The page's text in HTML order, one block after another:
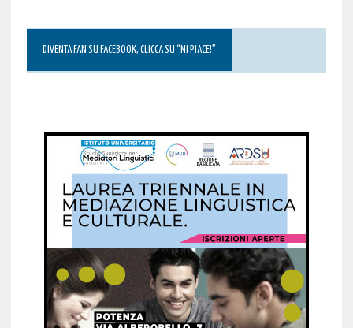
DIVENTA FAN SU FACEBOOK, CLICCA SU “MI PIACE!”